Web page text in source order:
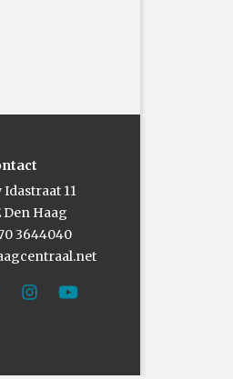
11
Den Haag
3644040